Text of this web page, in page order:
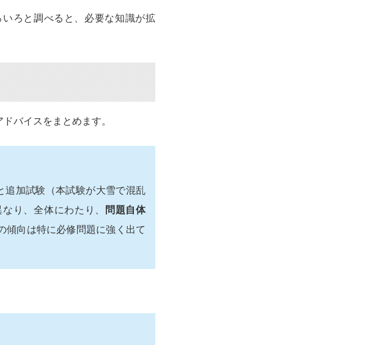
ろと調べると、必要な知識が拡
バイスをまとめます。
追加試験（本試験が大雪で混乱
り、全体にわたり、
問題自体
傾向は特に必修問題に強く出て